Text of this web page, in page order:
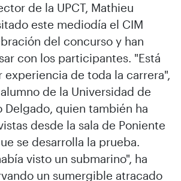
de la UPCT, Mathieu
este mediodía el CIM
del concurso y han
con los participantes. "Está
experiencia de toda la carrera",
de la Universidad de
Delgado, quien también ha
desde la sala de Poniente
se desarrolla la prueba.
visto un submarino", ha
un sumergible atracado